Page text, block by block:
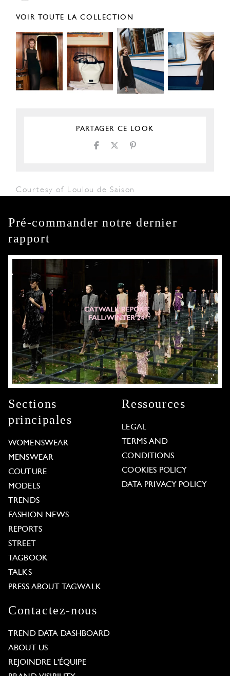
VOIR TOUTE LA COLLECTION
PARTAGER CE LOOK
Courtesy of Loulou de Saison
Pré-commander notre dernier
rapport
Sections
principales
WOMENSWEAR
MENSWEAR
COUTURE
MODELS
TRENDS
FASHION NEWS
REPORTS
STREET
TAGBOOK
TALKS
PRESS ABOUT TAGWALK
Ressources
LEGAL
TERMS AND
CONDITIONS
COOKIES POLICY
DATA PRIVACY POLICY
Contactez-nous
TREND DATA DASHBOARD
ABOUT US
REJOINDRE L'ÉQUIPE